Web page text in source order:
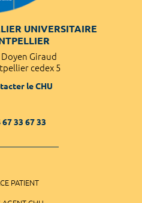
UNIVERSITAIRE
Doyen Giraud
cedex 5
le CHU
67 33 67 33
PATIENT